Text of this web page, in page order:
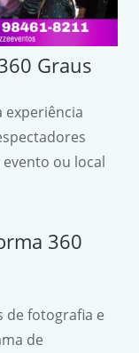
Graus
experiência
ou local
360
de fotografia e
de